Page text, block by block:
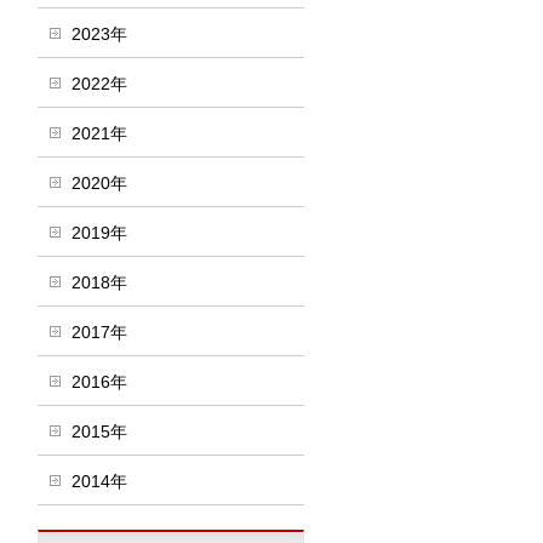
2023年
2022年
2021年
2020年
2019年
2018年
2017年
2016年
2015年
2014年